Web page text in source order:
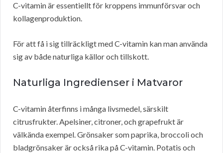
C-vitamin är essentiellt för kroppens immunförsvar och
kollagenproduktion.
För att få i sig tillräckligt med C-vitamin kan man använda
sig av både naturliga källor och tillskott.
Naturliga Ingredienser i Matvaror
C-vitamin återfinns i många livsmedel, särskilt
citrusfrukter. Apelsiner, citroner, och grapefrukt är
välkända exempel. Grönsaker som paprika, broccoli och
bladgrönsaker är också rika på C-vitamin. Potatis och